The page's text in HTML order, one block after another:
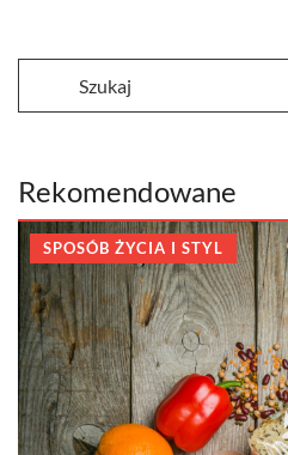
Rekomendowane
SPOSÓB ŻYCIA I STYL